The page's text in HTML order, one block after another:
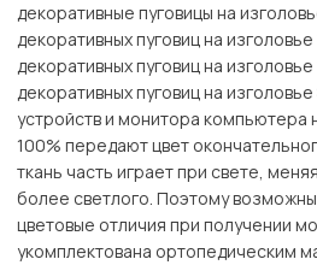
декоративные пуговицы на
декоративных пуговиц на
декоративных пуговиц на
декоративных пуговиц на
устройств и монитора компьютера
100% передают цвет
ткань часть играет при свете,
более светлого. Поэтому
цветовые отличия при получении
укомплектована ортопедическим